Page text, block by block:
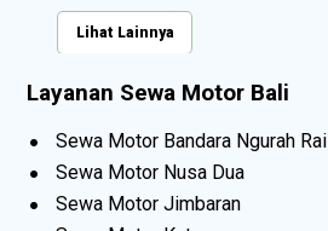
Lihat Lainnya
Layanan Sewa Motor Bali
Sewa Motor Bandara Ngurah Rai
Sewa Motor Nusa Dua
Sewa Motor Jimbaran